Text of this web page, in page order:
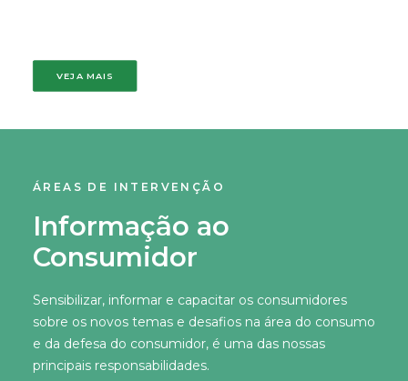
VEJA MAIS
ÁREAS DE INTERVENÇÃO
Informação ao
Consumidor
Sensibilizar, informar e capacitar os consumidores
sobre os novos temas e desafios na área do consumo
e da defesa do consumidor, é uma das nossas
principais responsabilidades.